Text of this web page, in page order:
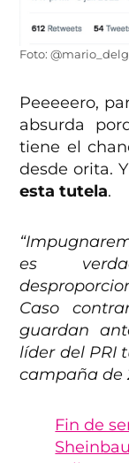
Foto:
Peeeeero,
absurda
tiene el
desde orita.
esta tutela.
es
Caso
guardan
líder del PRI
campaña de
Fin de